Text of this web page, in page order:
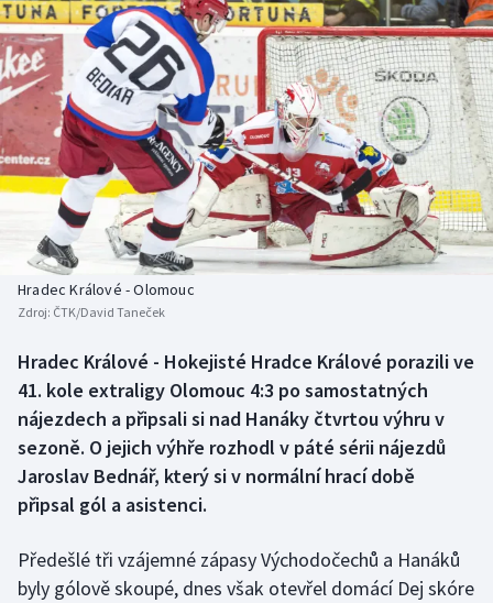
Atletika
Cyklistika
DALŠÍ SPORTY
Americký fotbal
Baseball a softbal
Basketbal
Biatlon
Boby a skeleton
Box
Curling
Florbal
NEPŘEHLÉDNĚTE
Soutěže
Historické návraty
Aplikace ČT sport
AZ kvíz
Hradec Králové - Olomouc
Zdroj: ČTK/David Taneček
Hradec Králové - Hokejisté Hradce Králové porazili ve
41. kole extraligy Olomouc 4:3 po samostatných
nájezdech a připsali si nad Hanáky čtvrtou výhru v
sezoně. O jejich výhře rozhodl v páté sérii nájezdů
Jaroslav Bednář, který si v normální hrací době
připsal gól a asistenci.
Předešlé tři vzájemné zápasy Východočechů a Hanáků
byly gólově skoupé, dnes však otevřel domácí Dej skóre